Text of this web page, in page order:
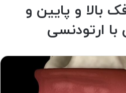
بالا و پایین و
ارتودنسی